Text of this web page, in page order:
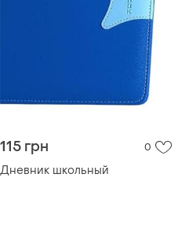
115 грн 0
Дневник школьный